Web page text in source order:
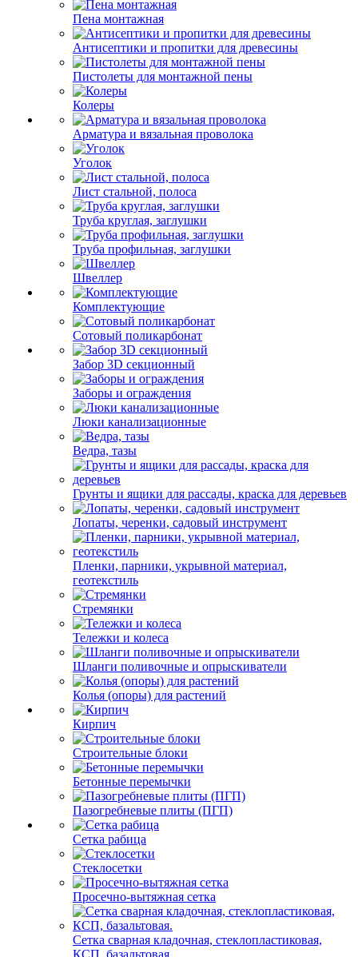
Пена монтажная
Антисептики и пропитки для древесины
Пистолеты для монтажной пены
Колеры
Арматура и вязальная проволока
Уголок
Лист стальной, полоса
Труба круглая, заглушки
Труба профильная, заглушки
Швеллер
Комплектующие
Сотовый поликарбонат
Забор 3D секционный
Заборы и ограждения
Люки канализационные
Ведра, тазы
Грунты и ящики для рассады, краска для деревьев
Лопаты, черенки, садовый инструмент
Пленки, парники, укрывной материал,
геотекстиль
Стремянки
Тележки и колеса
Шланги поливочные и опрыскиватели
Колья (опоры) для растений
Кирпич
Строительные блоки
Бетонные перемычки
Пазогребневые плиты (ПГП)
Сетка рабица
Стеклосетки
Просечно-вытяжная сетка
Сетка сварная кладочная, стеклопластиковая,
КСП, базальтовая.